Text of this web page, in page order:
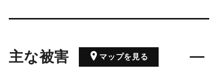
主な被害 マップを見る